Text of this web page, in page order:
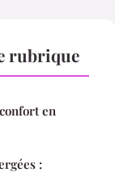
rubrique
en
: